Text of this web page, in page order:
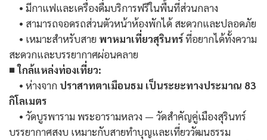
• มีกาแฟและเครื่องดื่มบริการฟรีในพื้นที่ส่วนกลาง
• สามารถจอดรถส่วนตัวหน้าห้องพักได้ สะดวกและปลอดภัย
• เหมาะสำหรับสาย พาหมาเที่ยวสุรินทร์ที่อยากได้ทั้งความ
สะดวกและบรรยากาศผ่อนคลาย
■ ใกล้แหล่งท่องเที่ยว:
• ห่างจาก ปราสาทตาเมือนธม เป็นระยะทางประมาณ 83
กิโลเมตร
• วัดบูรพาราม พระอารามหลวง — วัดสำคัญคู่เมืองสุรินทร์
บรรยากาศสงบ เหมาะกับสายทำบุญและเที่ยววัฒนธรรม